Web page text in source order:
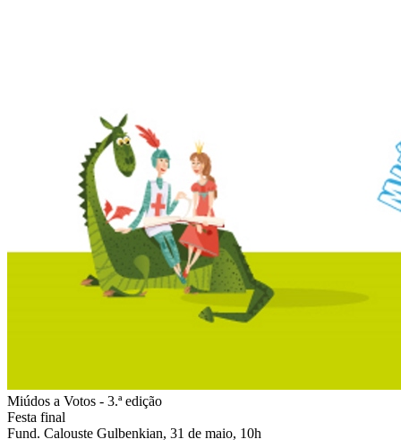
Miúdos a Votos - 3.ª edição
Festa final
Fund. Calouste Gulbenkian, 31 de maio, 10h